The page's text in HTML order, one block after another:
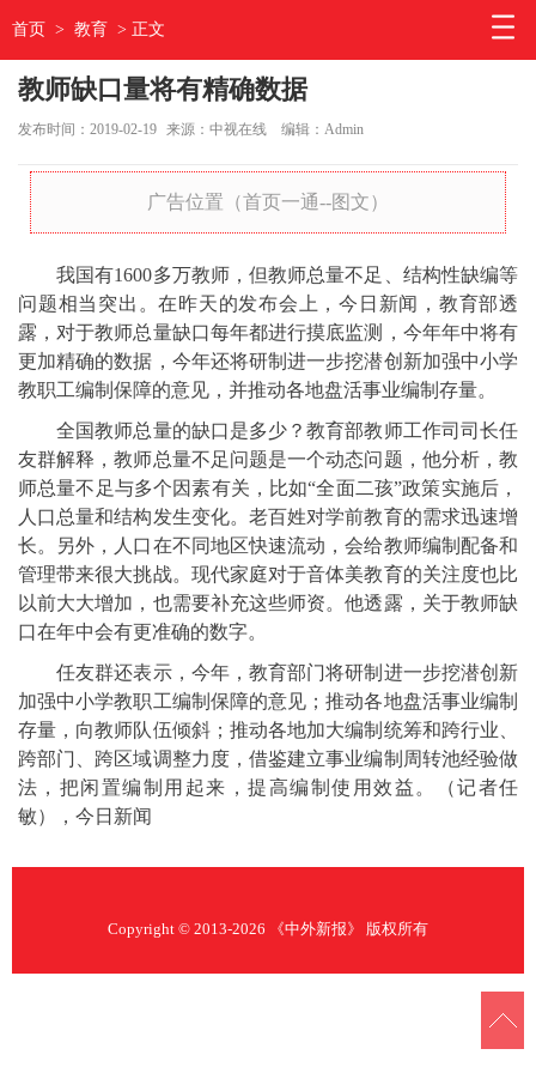
首页 > 教育 > 正文
教师缺口量将有精确数据
发布时间：2019-02-19 来源：中视在线 编辑：Admin
广告位置（首页一通--图文）
我国有1600多万教师，但教师总量不足、结构性缺编等
问题相当突出。在昨天的发布会上，今日新闻，教育部透
露，对于教师总量缺口每年都进行摸底监测，今年年中将有
更加精确的数据，今年还将研制进一步挖潜创新加强中小学
教职工编制保障的意见，并推动各地盘活事业编制存量。
全国教师总量的缺口是多少？教育部教师工作司司长任
友群解释，教师总量不足问题是一个动态问题，他分析，教
师总量不足与多个因素有关，比如“全面二孩”政策实施后，
人口总量和结构发生变化。老百姓对学前教育的需求迅速增
长。另外，人口在不同地区快速流动，会给教师编制配备和
管理带来很大挑战。现代家庭对于音体美教育的关注度也比
以前大大增加，也需要补充这些师资。他透露，关于教师缺
口在年中会有更准确的数字。
任友群还表示，今年，教育部门将研制进一步挖潜创新
加强中小学教职工编制保障的意见；推动各地盘活事业编制
存量，向教师队伍倾斜；推动各地加大编制统筹和跨行业、
跨部门、跨区域调整力度，借鉴建立事业编制周转池经验做
法，把闲置编制用起来，提高编制使用效益。（记者任
敏），今日新闻
Copyright © 2013-2026 《中外新报》 版权所有